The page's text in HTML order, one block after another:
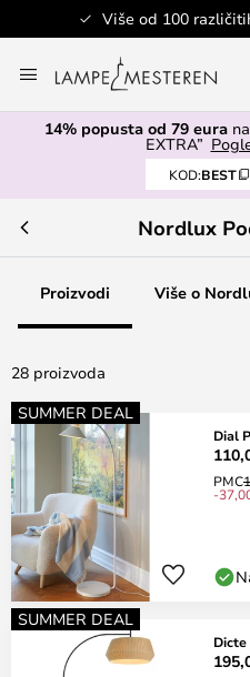
Više od 100
to
Content
14% popusta od 79 eurana
EXTRA”
KOD:BEST
Nordlux
Proizvodi Više o
28 proizvoda
SUMMER DEAL
Dial
PMC
-
SUMMER DEAL